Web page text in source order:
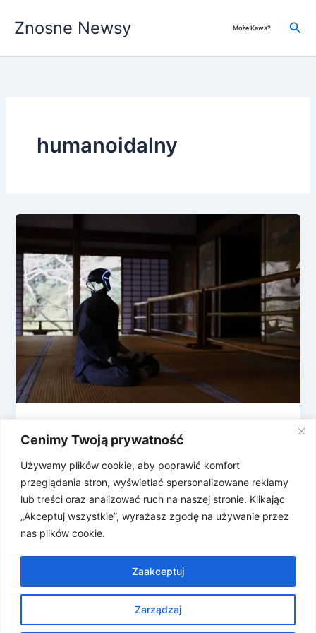
Cenimy Twoją prywatność
Używamy plików cookie, aby poprawić komfort
przeglądania stron, wyświetlać spersonalizowane reklamy
lub treści oraz analizować ruch na naszej stronie. Klikając
„Akceptuj wszystkie”, wyrażasz zgodę na używanie przez
nas plików cookie.
Zarządzaj
Zaakceptuj
Znosne Newsy Może Kawa?
humanoidalny
polski Edward
Roboty humanoidalne w ostatnich latach rozwijają
się prężnie i znajdują kolejne zastosowania w
technologii, nauce, medycynie czy codziennym
życiu. Ostatnie […]
Prawa autorskie © 2026 Znosne Newsy | Obsługiwane przez